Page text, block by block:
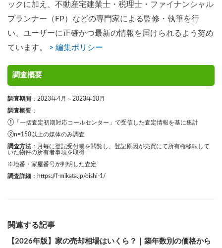
ックに加え、不動産宅建業士・税理士・ファイナンシャル
プランナー（FP）などの専門家による監修・執筆を行
い、ユーザーに正確かつ最新の情報を届けられるよう努め
ています。 > 編集ポリシー
調査概要
調査期間 ：2023年4月～2023年10月
調査概要 ：
①「一括査定初期対応コールセンター」で受信した査定情報を基に集計
②n=150以上の媒体のみ調査
調査方法 ：月毎に登記受付帳を閲覧し、登記原因が売買にて所有権移転して
いた物件の所有者事項を取得
※地番・家屋番号が判明した査定
調査詳細 ： https://f-mikata.jp/oishi-1/
関連する記事
【2026年版】家の売却相場はいくら？｜築年数別の価格から